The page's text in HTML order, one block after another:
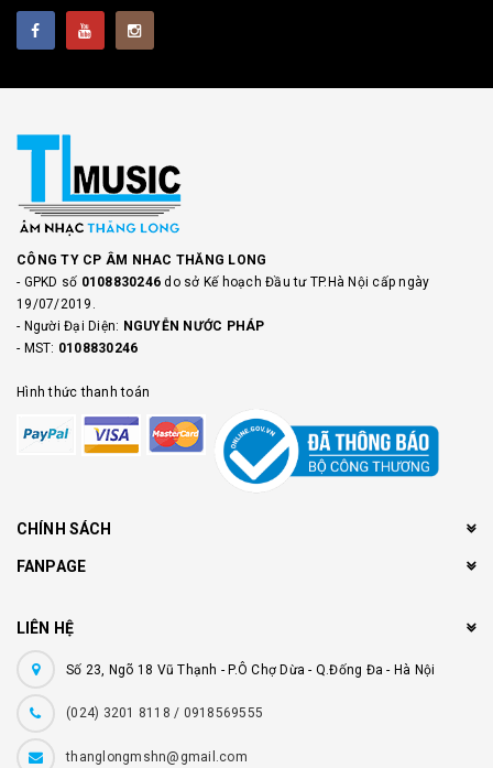
CÔNG TY CP ÂM NHAC THĂNG LONG
- GPKD số 0108830246do sở Kế hoạch Đầu tư TP.Hà Nội cấp ngày
19/07/2019.
- Người Đại Diện: NGUYỄN NƯỚC PHÁP
- MST: 0108830246
Hình thức thanh toán
CHÍNH SÁCH
FANPAGE
LIÊN HỆ
Số 23, Ngõ 18 Vũ Thạnh - P.Ô Chợ Dừa - Q.Đống Đa - Hà Nội
(024) 3201 8118 / 0918569555
thanglongmshn@gmail.com